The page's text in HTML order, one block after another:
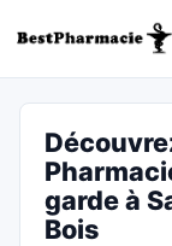
garde à
Bois